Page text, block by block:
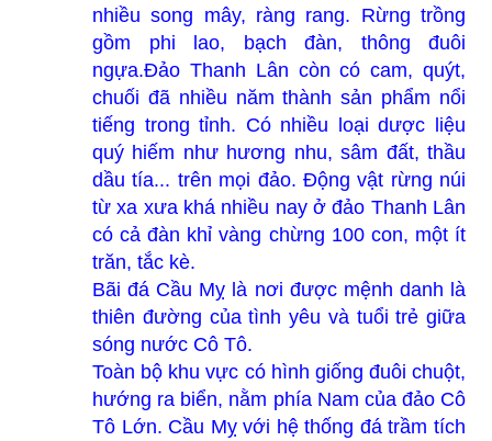
nhiều song mây, ràng rang. Rừng trồng
gồm phi lao, bạch đàn, thông đuôi
ngựa.Đảo Thanh Lân còn có cam, quýt,
chuối đã nhiều năm thành sản phẩm nổi
tiếng trong tỉnh. Có nhiều loại dược liệu
quý hiếm như hương nhu, sâm đất, thầu
dầu tía... trên mọi đảo. Động vật rừng núi
từ xa xưa khá nhiều nay ở đảo Thanh Lân
có cả đàn khỉ vàng chừng 100 con, một ít
trăn, tắc kè.
Bãi đá Cầu Mỵ là nơi được mệnh danh là
thiên đường của tình yêu và tuổi trẻ giữa
sóng nước Cô Tô.
Toàn bộ khu vực có hình giống đuôi chuột,
hướng ra biển, nằm phía Nam của đảo Cô
Tô Lớn. Cầu Mỵ với hệ thống đá trầm tích